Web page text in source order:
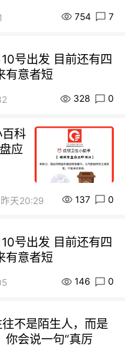
754 7
号出发 目前还有四
有意者短
328 0
科
应
昨天20:29 137 0
号出发 目前还有四
有意者短
146 0
不是陌生人，而是
你会说一句“真厉